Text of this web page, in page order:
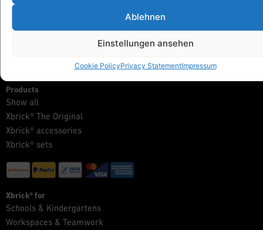
Ablehnen
Einstellungen ansehen
Cookie PolicyPrivacy StatementImpressum
info@xbrick.eu
Follow Xbrick®
Products
Show all
Xbrick® The Original
Xbrick® accessories
Xbrick® sets
Xbrick® for
Schools & Kindergartens
Workspaces & Teamwork